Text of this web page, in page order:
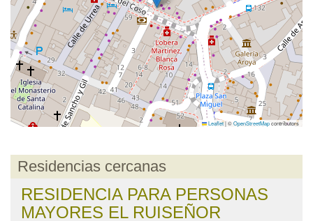
Leaflet|©OpenStreetMapcontributors
Residencias cercanas
RESIDENCIA PARA PERSONAS
MAYORES EL RUISEÑOR